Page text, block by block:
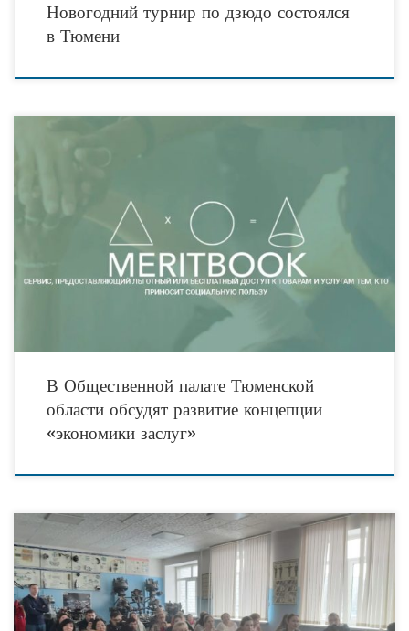
Новогодний турнир по дзюдо состоялся
в Тюмени
В ближайший вторник в Тюмени состоится расширенное заседание комиссии по
поддержке социально ориентированных некоммерческих организаций
Общественной палаты Тюменской области. В рамках заседания планируется
провести презентацию
В Общественной палате Тюменской
области обсудят развитие концепции
«экономики заслуг»
Накануне в Тюменской области прошли стартовые занятия социально
значимого проекта «Автоледи – за культуру вождения», который реализуется